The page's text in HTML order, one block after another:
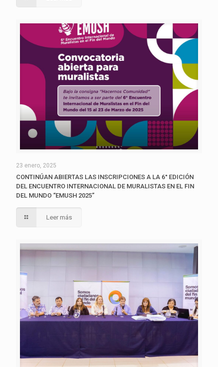
23 enero, 2025
CONTINÚAN ABIERTAS LAS INSCRIPCIONES A LA 6° EDICIÓN
DEL ENCUENTRO INTERNACIONAL DE MURALISTAS EN EL FIN
DEL MUNDO “EMUSH 2025”
Leer más